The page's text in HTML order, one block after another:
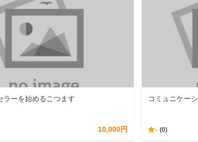
ラーを始めるこつます
10,000円
コミュニケー
- (0)